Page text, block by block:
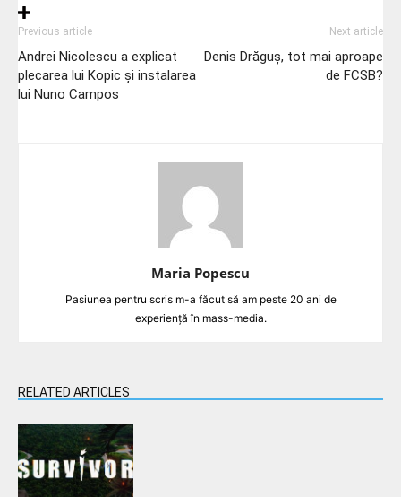
Previous article
Andrei Nicolescu a explicat
plecarea lui Kopic și instalarea
lui Nuno Campos
Next article
Denis Drăguș, tot mai aproape
de FCSB?
Maria Popescu
Pasiunea pentru scris m-a făcut să am peste 20 ani de
experiență în mass-media.
RELATED ARTICLES